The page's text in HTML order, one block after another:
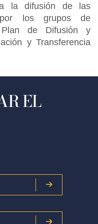
la difusión de las
por los grupos de
Plan de Difusión y
y Transferencia
EL